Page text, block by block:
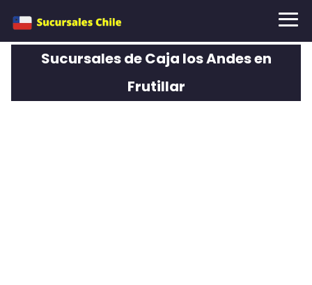
Sucursales de Caja los Andes en
Frutillar